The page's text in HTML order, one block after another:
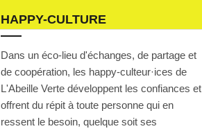
HAPPY-CULTURE
Dans un éco-lieu d'échanges, de partage et
de coopération, les happy-culteur·ices de
L'Abeille Verte développent les confiances et
offrent du répit à toute personne qui en
ressent le besoin, quelque soit ses